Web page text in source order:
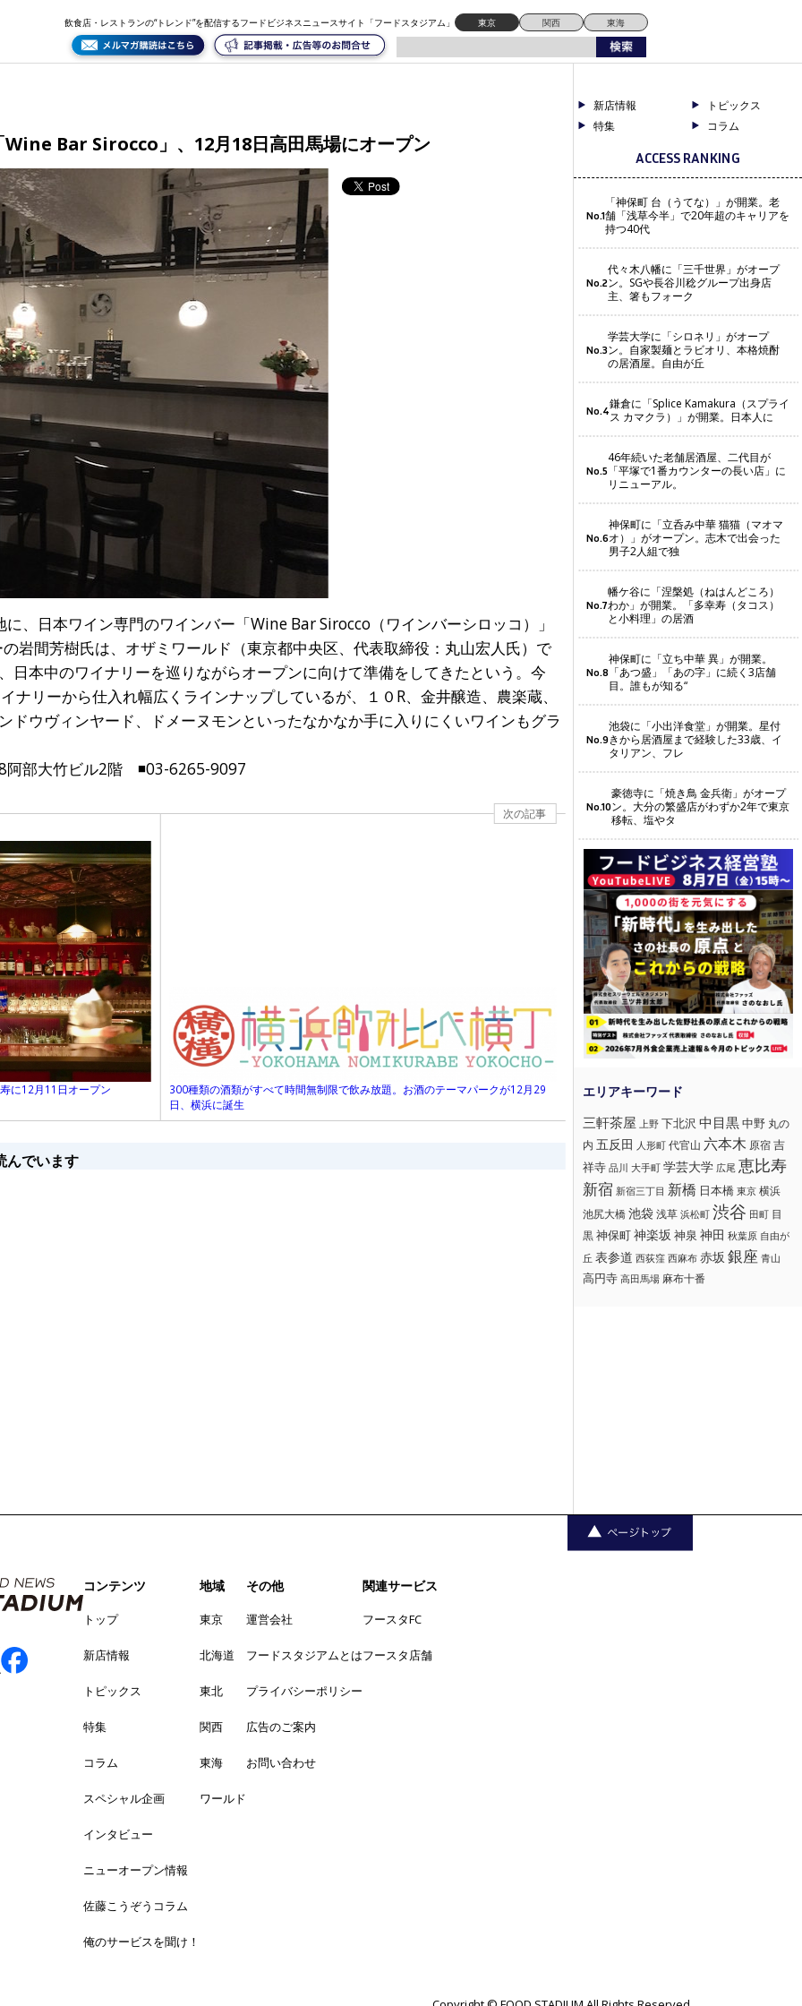
飲食店・レストランの“トレンド”を配信するフードビジネスニュースサイト「フードスタジアム」 東京 関西 東海
Wine Bar Sirocco」、12月18日高田馬場にオープン
、日本ワイン専門のワインバー「Wine Bar Sirocco（ワインバーシロッコ）」
岩間芳樹氏は、オザミワールド（東京都中央区、代表取締役：丸山宏人氏）で
日本中のワイナリーを巡りながらオープンに向けて準備をしてきたという。今
ナリーから仕入れ幅広くラインナップしているが、１０R、金井醸造、農楽蔵、
ドウヴィンヤード、ドメーヌモンといったなかなか手に入りにくいワインもグラ
阿部大竹ビル2階 ◾️03-6265-9097
に12月11日オープン
次の記事
300種類の酒類がすべて時間無制限で飲み放題。お酒のテーマパークが12月29
日、横浜に誕生
んでいます
新店情報
トピックス
特集
コラム
ACCESS RANKING
No.1
「神保町 台（うてな）」が開業。老
舗「浅草今半」で20年超のキャリアを
持つ40代
No.2
代々木八幡に「三千世界」がオープ
ン。SGや長谷川稔グループ出身店
主、箸もフォーク
No.3
学芸大学に「シロネリ」がオープ
ン。自家製麺とラビオリ、本格焼酎
の居酒屋。自由が丘
No.4鎌倉に「Splice Kamakura（スプライ
ス カマクラ）」が開業。日本人に
No.5
46年続いた老舗居酒屋、二代目が
「平塚で1番カウンターの長い店」に
リニューアル。
No.6
神保町に「立呑み中華 猫猫（マオマ
オ）」がオープン。志木で出会った
男子2人組で独
No.7
幡ケ谷に「涅槃処（ねはんどころ）
わか」が開業。「多幸寿（タコス）
と小料理」の居酒
No.8
神保町に「立ち中華 異」が開業。
「あつ盛」「あの字」に続く3店舗
目。誰もが知る“
No.9
池袋に「小出洋食堂」が開業。星付
きから居酒屋まで経験した33歳、イ
タリアン、フレ
No.10
豪徳寺に「焼き鳥 金兵衛」がオープ
ン。大分の繁盛店がわずか2年で東京
移転、塩やタ
三軒茶屋 上野 下北沢 中目黒中野 丸の
内 五反田 人形町 代官山 六本木 原宿 吉
祥寺 品川 大手町 学芸大学 広尾 恵比寿
新宿 新宿三丁目 新橋 日本橋 東京 横浜
池尻大橋 池袋浅草 浜松町 渋谷 田町 目
黒神保町神楽坂 神泉 神田 秋葉原 自由が
丘 表参道 西荻窪 西麻布 赤坂 銀座 青山
高円寺 高田馬場 麻布十番
コンテンツ
トップ
新店情報
トピックス
特集
コラム
スペシャル企画
インタビュー
ニューオープン情報
佐藤こうぞうコラム
俺のサービスを聞け！
地域
東京
北海道
東北
関西
東海
ワールド
その他
運営会社
フードスタジアムとは
プライバシーポリシー
広告のご案内
お問い合わせ
関連サービス
フースタFC
フースタ店舗